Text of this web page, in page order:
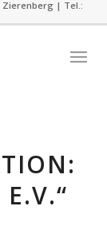
Zierenberg | Tel.: